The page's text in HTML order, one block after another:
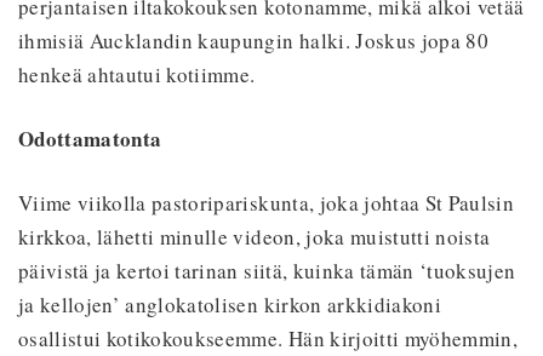
perjantaisen iltakokouksen kotonamme, mikä alkoi vetää
ihmisiä Aucklandin kaupungin halki. Joskus jopa 80
henkeä ahtautui kotiimme.
Odottamatonta
Viime viikolla pastoripariskunta, joka johtaa St Paulsin
kirkkoa, lähetti minulle videon, joka muistutti noista
päivistä ja kertoi tarinan siitä, kuinka tämän ‘tuoksujen
ja kellojen’ anglokatolisen kirkon arkkidiakoni
osallistui kotikokoukseemme. Hän kirjoitti myöhemmin,